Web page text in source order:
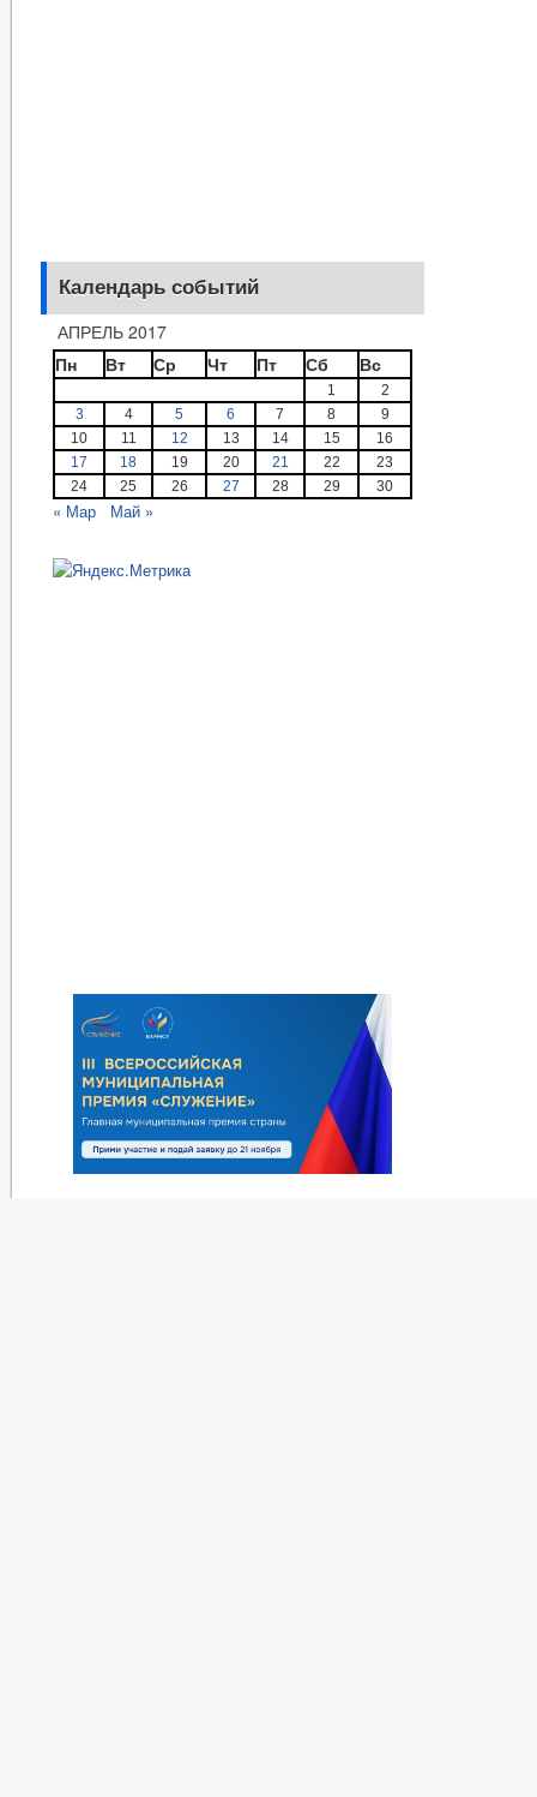
Календарь событий
АПРЕЛЬ 2017
Пн
Вт Ср Чт Пт Сб Вс
1
2
3
4 5 6 7 8
9
10
11 12 13 14 15
16
17
18 19 20 21 22
23
24
25 26 27 28 29 30
« Мар Май »